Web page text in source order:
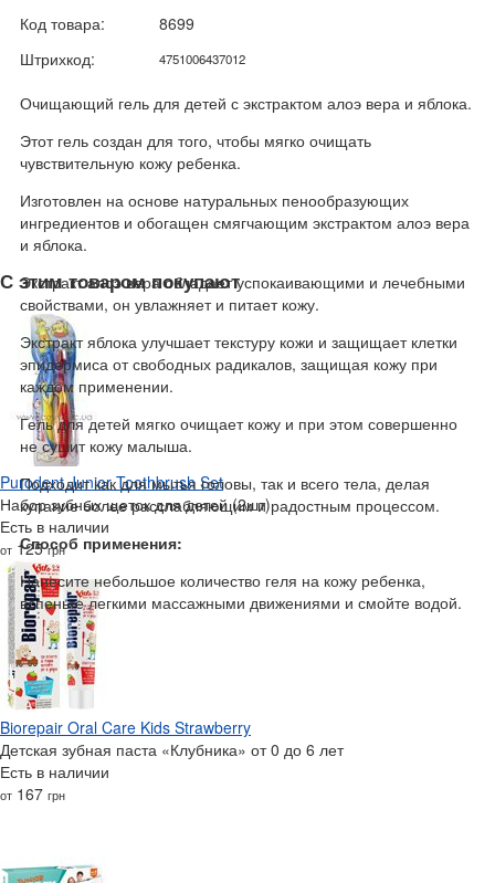
Код товара:
8699
Штрихкод:
4751006437012
Очищающий гель для детей с экстрактом алоэ вера и яблока.
Этот гель создан для того, чтобы мягко очищать
чувствительную кожу ребенка.
Изготовлен на основе натуральных пенообразующих
ингредиентов и обогащен смягчающим экстрактом алоэ вера
и яблока.
Экстракт алоэ вера обладает успокаивающими и лечебными
свойствами, он увлажняет и питает кожу.
Экстракт яблока улучшает текстуру кожи и защищает клетки
эпидермиса от свободных радикалов, защищая кожу при
каждом применении.
Гель для детей мягко очищает кожу и при этом совершенно
не сушит кожу малыша.
Подходит как для мытья головы, так и всего тела, делая
купание более расслабляющим и радостным процессом.
Способ применения:
Нанесите небольшое количество геля на кожу ребенка,
вспеньте легкими массажными движениями и смойте водой.
С этим товаром покупают
Purodent Junior Toothbrush Set
Набор зубных щеток для детей (2шт)
Есть в наличии
от 125грн
Biorepair Oral Care Kids Strawberry
Детская зубная паста «Клубника» от 0 до 6 лет
Есть в наличии
от 167 грн